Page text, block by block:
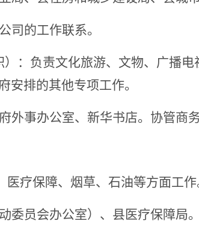
司的工作联系。
： 负责文化旅游、文物、广播电
安排的其他专项工作。
外事办公室、 新华书店。 协管商
医疗保障、 烟草、石油等方面工作
委员会办公室）、县医疗保障局。